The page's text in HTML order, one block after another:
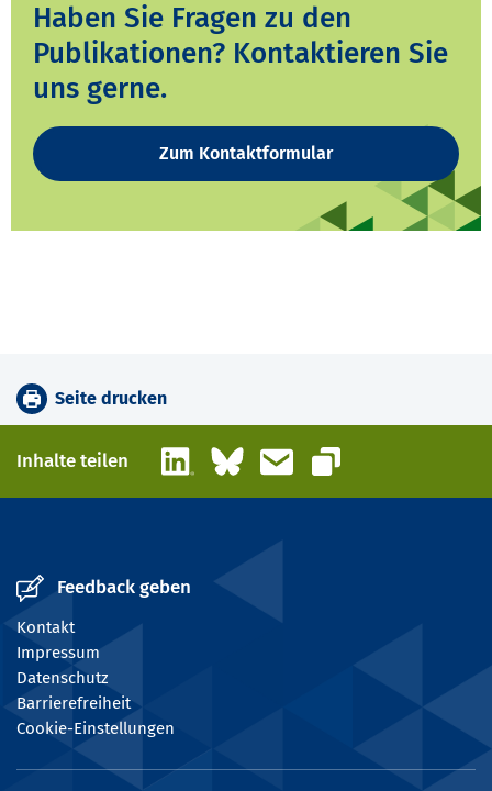
Haben Sie Fragen zu den
Publikationen? Kontaktieren Sie
uns gerne.
Zum Kontaktformular
Seite drucken
Inhalte teilen LinkedInBlueskyE-Mail
Link kopieren
Feedback geben
Kontakt
Impressum
Datenschutz
Barrierefreiheit
Cookie-Einstellungen